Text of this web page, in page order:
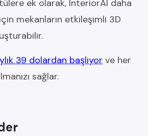
ek olarak, InteriorAI daha
mekanların etkileşimli 3D
39 dolardan başlıyor ve her
sağlar.